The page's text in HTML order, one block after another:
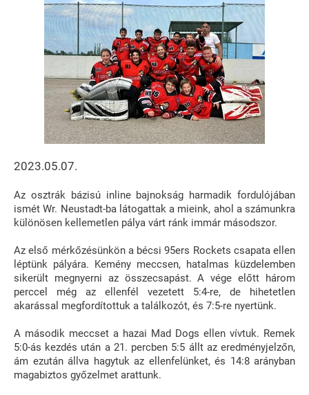
2023.05.07.
Az osztrák bázisú inline bajnokság harmadik fordulójában
ismét Wr. Neustadt-ba látogattak a mieink, ahol a számunkra
különösen kellemetlen pálya várt ránk immár másodszor.
Az első mérkőzésünkön a bécsi 95ers Rockets csapata ellen
léptünk pályára. Kemény meccsen, hatalmas küzdelemben
sikerült megnyerni az összecsapást. A vége előtt három
perccel még az ellenfél vezetett 5:4-re, de hihetetlen
akarással megfordítottuk a találkozót, és 7:5-re nyertünk.
A második meccset a hazai Mad Dogs ellen vívtuk. Remek
5:0-ás kezdés után a 21. percben 5:5 állt az eredményjelzőn,
ám ezután állva hagytuk az ellenfelünket, és 14:8 arányban
magabiztos győzelmet arattunk.